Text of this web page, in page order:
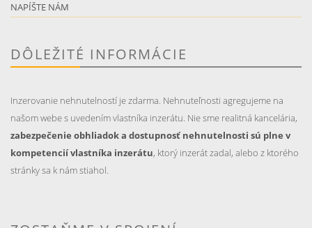
NAPÍŠTE NÁM
DÔLEŽITÉ INFORMÁCIE
Inzerovanie nehnutelností je zdarma. Nehnuteľnosti agregujeme na
našom webe s uvedením vlastníka inzerátu. Nie sme realitná kancelária,
zabezpečenie obhliadok a dostupnosť nehnutelnosti sú plne v
kompetencií vlastníka inzerátu, ktorý inzerát zadal, alebo z ktorého
stránky sa k nám stiahol.